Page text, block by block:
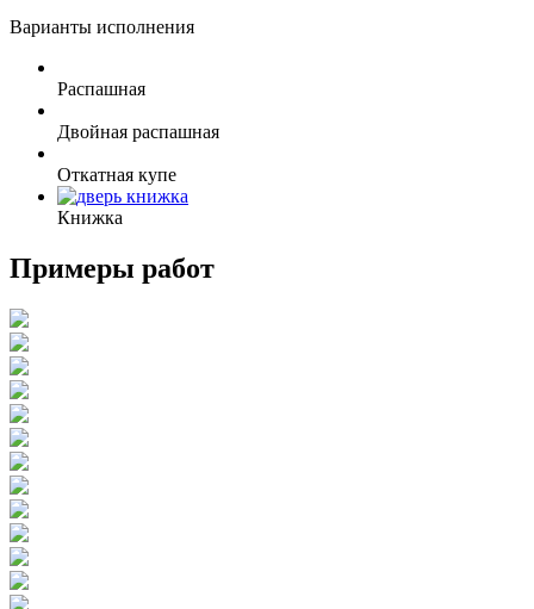
Варианты исполнения
Распашная
Двойная распашная
Откатная купе
Книжка
Примеры работ